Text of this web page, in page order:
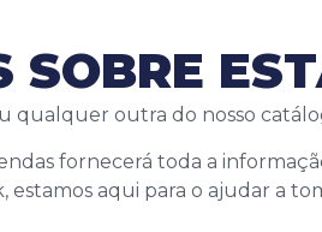
SOBRE
qualquer outra do nosso
fornecerá toda a
aqui para o ajudar a